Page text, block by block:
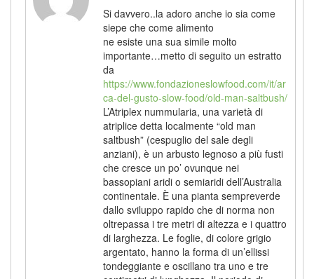
Si davvero..la adoro anche io sia come
siepe che come alimento
ne esiste una sua simile molto
importante…metto di seguito un estratto
da
https://www.fondazioneslowfood.com/it/ar
ca-del-gusto-slow-food/old-man-saltbush/
L’Atriplex nummularia, una varietà di
atriplice detta localmente “old man
saltbush” (cespuglio del sale degli
anziani), è un arbusto legnoso a più fusti
che cresce un po’ ovunque nei
bassopiani aridi o semiaridi dell’Australia
continentale. È una pianta sempreverde
dallo sviluppo rapido che di norma non
oltrepassa i tre metri di altezza e i quattro
di larghezza. Le foglie, di colore grigio
argentato, hanno la forma di un’ellissi
tondeggiante e oscillano tra uno e tre